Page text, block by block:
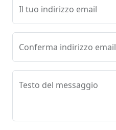
Il tuo indirizzo email
Conferma indirizzo email
Testo del messaggio